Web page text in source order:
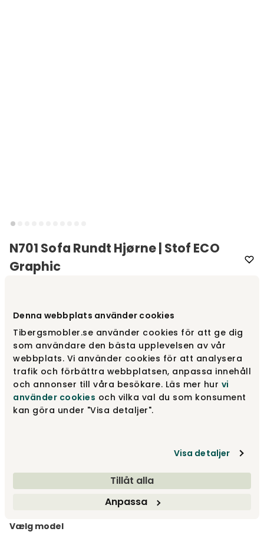
Denna webbplats använder cookies
Tibergsmobler.se använder cookies för att ge dig
som användare den bästa upplevelsen av vår
webbplats. Vi använder cookies för att analysera
trafik och förbättra webbplatsen, anpassa innehåll
och annonser till våra besökare. Läs mer hur vi
använder cookies och vilka val du som konsument
kan göra under "Visa detaljer".
Visa detaljer
Tillåt alla
Anpassa
N701 Sofa Rundt Hjørne | Stof ECO
Graphic
Vælg stofStof | Graphic
Stof | Graphic 12 590 kr
Stof | Blue
11 035 kr
Vis flere +5
Vælg model